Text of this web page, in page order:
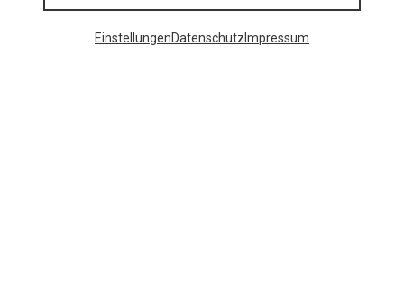
EinstellungenDatenschutz Impressum